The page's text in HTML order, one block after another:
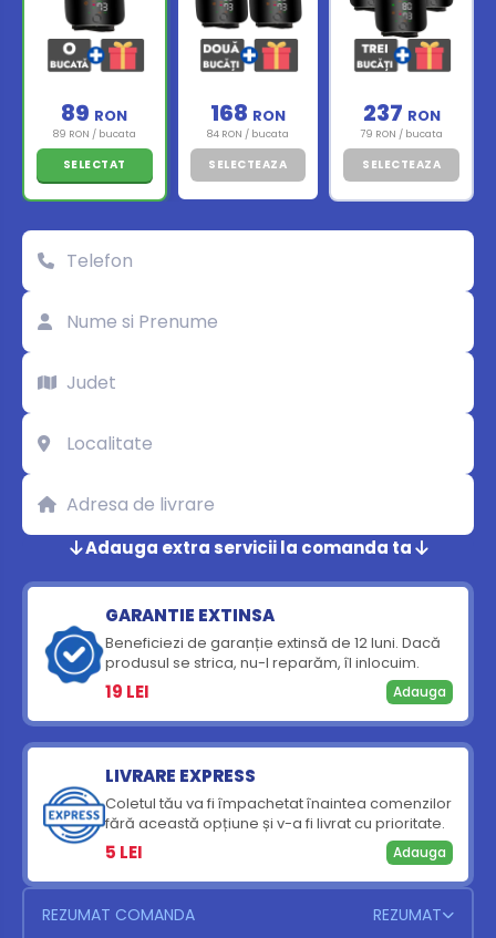
89 RON
89 RON / bucata
SELECTAT
168 RON
84 RON / bucata
SELECTEAZA
237 RON
79 RON / bucata
SELECTEAZA
Adauga extra servicii la comanda ta
GARANTIE EXTINSA
Beneficiezi de garanție extinsă de 12 luni. Dacă
produsul se strica, nu-l reparăm, îl inlocuim.
19 LEI Adauga
LIVRARE EXPRESS
Coletul tău va fi împachetat înaintea comenzilor
fără această opțiune și v-a fi livrat cu prioritate.
5 LEI Adauga
REZUMAT COMANDA REZUMAT